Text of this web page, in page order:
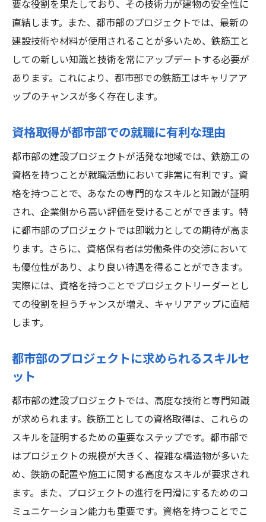
要な役割を果たしており、その技術力が建物の安全性に
直結します。また、都市部のプロジェクトでは、最新の
建設技術や材料が使用されることが多いため、鉄筋工と
しての新しい知識と技術を常にアップデートする必要が
あります。これにより、都市部での鉄筋工はキャリアア
ップのチャンスが多く存在します。
資格取得が都市部での就職に有利な理由
都市部の建設プロジェクトが活発な地域では、鉄筋工の
資格を持つことが就職活動において非常に有利です。資
格を持つことで、あなたの専門的なスキルと知識が証明
され、企業側から高い評価を受けることができます。特
に都市部のプロジェクトでは即戦力としての期待が高ま
ります。さらに、資格保有者は労働条件の交渉において
も優位性があり、より良い待遇を得ることができます。
実際には、資格を持つことでプロジェクトリーダーとし
ての役割を担うチャンスが増え、キャリアアップに直結
します。
都市部のプロジェクトに求められるスキルセ
ット
都市部の建設プロジェクトでは、高度な技術と専門知識
が求められます。鉄筋工としての資格取得は、これらの
スキルを証明するための重要なステップです。都市部で
はプロジェクトの規模が大きく、複雑な構造物が多いた
め、鉄筋の配置や施工に関する高度なスキルが要求され
ます。また、プロジェクトの進行を円滑にするためのコ
ミュニケーション能力も重要です。資格を持つことでこ